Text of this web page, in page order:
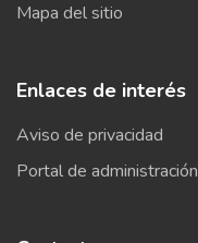
Mapa del sitio
Enlaces de interés
Aviso de privacidad
Portal de administración